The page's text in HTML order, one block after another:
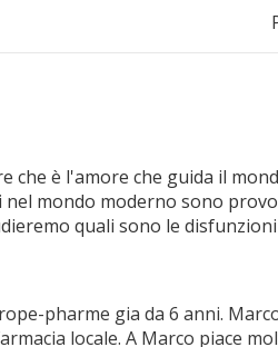
è l'amore che guida il
mondo moderno sono
quali sono le
pharme gia da 6 anni.
locale. A Marco piace